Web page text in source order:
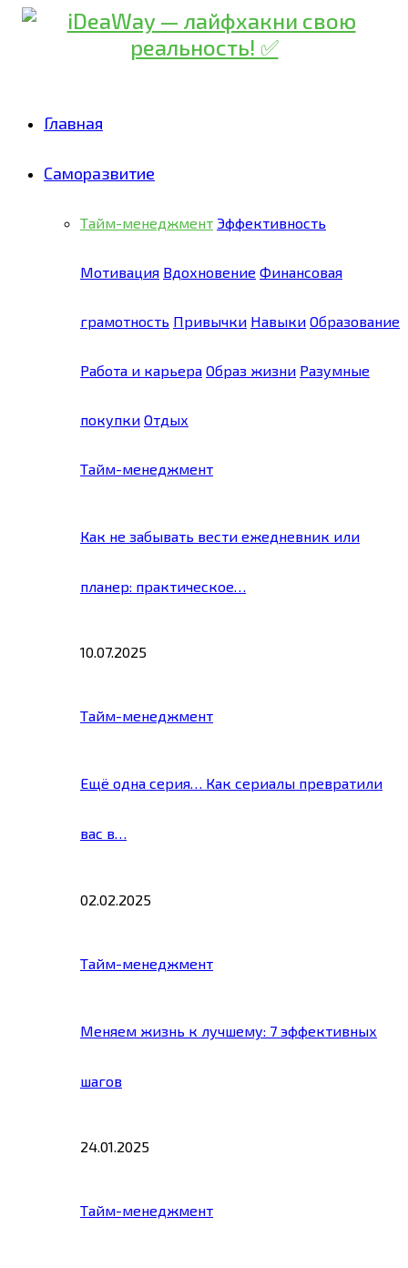
Главная
Саморазвитие
Тайм-менеджмент Эффективность
Мотивация Вдохновение Финансовая
грамотность Привычки Навыки Образование
Работа и карьера Образ жизни Разумные
покупки Отдых
Тайм-менеджмент
Как не забывать вести ежедневник или
планер: практическое…
10.07.2025
Тайм-менеджмент
Ещё одна серия… Как сериалы превратили
вас в…
02.02.2025
Тайм-менеджмент
Меняем жизнь к лучшему: 7 эффективных
шагов
24.01.2025
Тайм-менеджмент